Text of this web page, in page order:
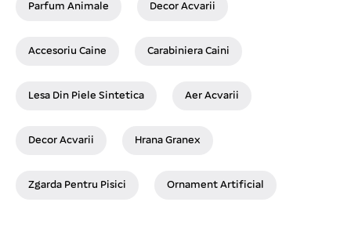
Parfum Animale Decor Acvarii
Accesoriu Caine Carabiniera Caini
Lesa Din Piele Sintetica Aer Acvarii
Decor Acvarii Hrana Granex
Zgarda Pentru Pisici Ornament Artificial